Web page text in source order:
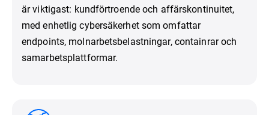
är viktigast: kundförtroende och affärskontinuitet,
med enhetlig cybersäkerhet som omfattar
endpoints, molnarbetsbelastningar, containrar och
samarbetsplattformar.